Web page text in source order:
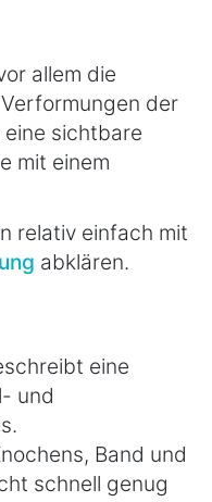
allem die
der
sichtbare
mit einem
relativ einfach mit
abklären.
eine
und
Band und
schnell genug